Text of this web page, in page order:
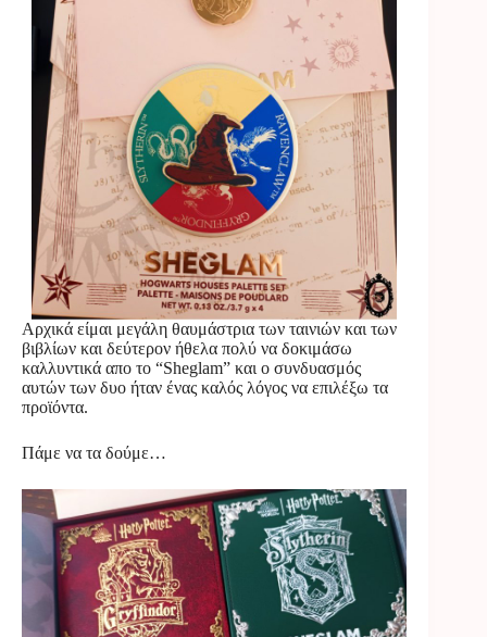
Αρχικά είμαι μεγάλη θαυμάστρια των ταινιών και των
βιβλίων και δεύτερον ήθελα πολύ να δοκιμάσω
καλλυντικά απο το “Sheglam” και ο συνδυασμός
αυτών των δυο ήταν ένας καλός λόγος να επιλέξω τα
προϊόντα.
Πάμε να τα δούμε…